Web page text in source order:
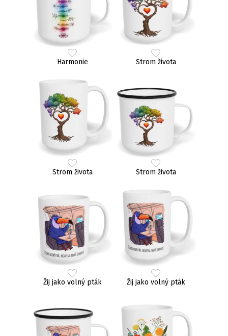
Harmonie Strom života
Strom života Strom života
Žij jako volný pták Žij jako volný pták